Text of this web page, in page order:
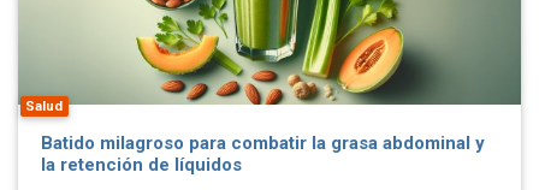
Salud
Batido milagroso para combatir la grasa abdominal y
la retención de líquidos